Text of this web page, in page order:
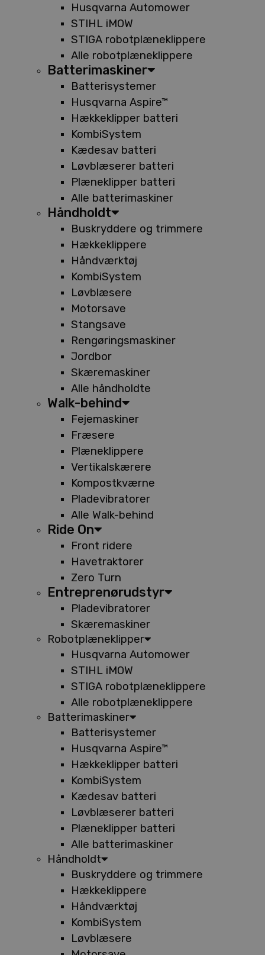
Husqvarna Automower
STIHL iMOW
STIGA robotplæneklippere
Alle robotplæneklippere
Batterimaskiner
Batterisystemer
Husqvarna Aspire™
Hækkeklipper batteri
KombiSystem
Kædesav batteri
Løvblæserer batteri
Plæneklipper batteri
Alle batterimaskiner
Håndholdt
Buskryddere og trimmere
Hækkeklippere
Håndværktøj
KombiSystem
Løvblæsere
Motorsave
Stangsave
Rengøringsmaskiner
Jordbor
Skæremaskiner
Alle håndholdte
Walk-behind
Fejemaskiner
Fræsere
Plæneklippere
Vertikalskærere
Kompostkværne
Pladevibratorer
Alle Walk-behind
Ride On
Front ridere
Havetraktorer
Zero Turn
Entreprenørudstyr
Pladevibratorer
Skæremaskiner
Robotplæneklipper
Husqvarna Automower
STIHL iMOW
STIGA robotplæneklippere
Alle robotplæneklippere
Batterimaskiner
Batterisystemer
Husqvarna Aspire™
Hækkeklipper batteri
KombiSystem
Kædesav batteri
Løvblæserer batteri
Plæneklipper batteri
Alle batterimaskiner
Håndholdt
Buskryddere og trimmere
Hækkeklippere
Håndværktøj
KombiSystem
Løvblæsere